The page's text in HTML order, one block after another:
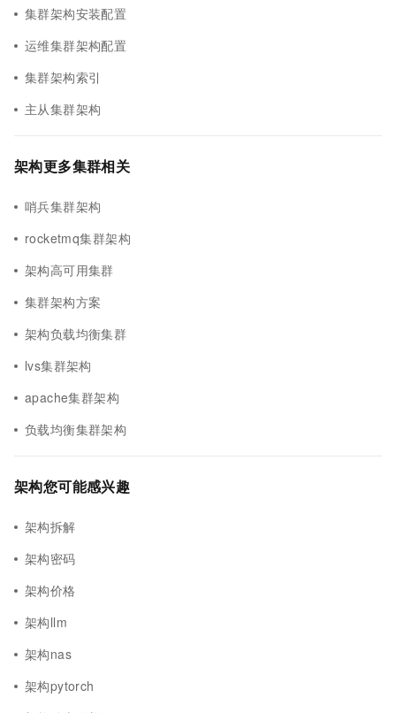
集群架构安装配置
运维集群架构配置
集群架构索引
主从集群架构
架构更多集群相关
哨兵集群架构
rocketmq集群架构
架构高可用集群
集群架构方案
架构负载均衡集群
lvs集群架构
apache集群架构
负载均衡集群架构
架构您可能感兴趣
架构拆解
架构密码
架构价格
架构llm
架构nas
架构pytorch